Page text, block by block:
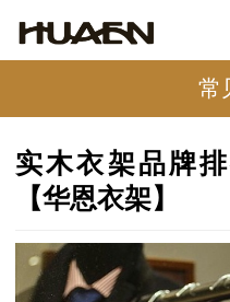
常
实木衣架品牌
【华恩衣架】